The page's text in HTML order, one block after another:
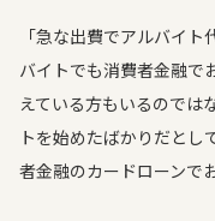
「急な出費でアルバイ
バイトでも消費者金融で
えている方もいるのでは
トを始めたばかりだとし
者金融のカードローンで